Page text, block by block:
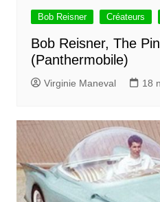
Bob Reisner Créateurs
Bob Reisner, The
(Panthermobile)
Virginie Maneval 18